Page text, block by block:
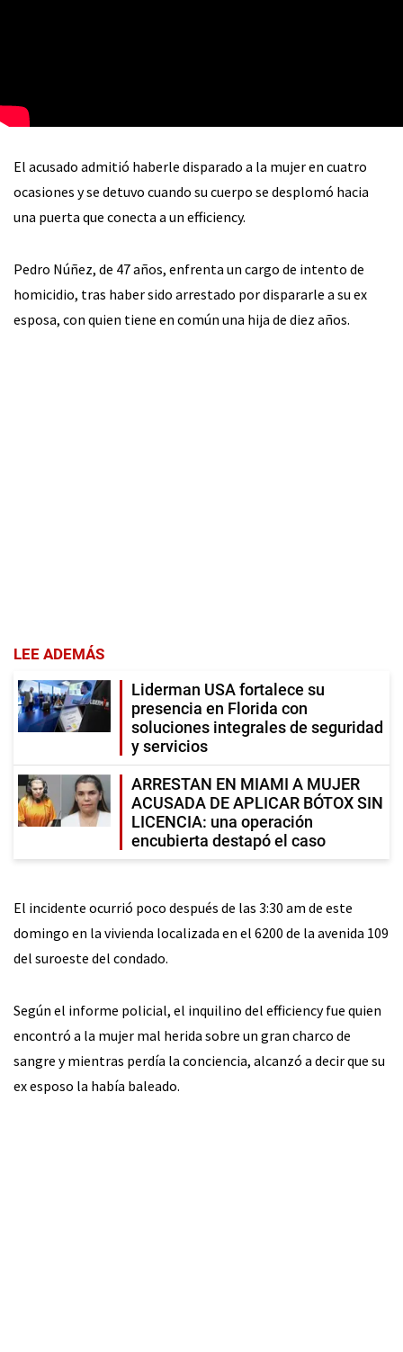
El acusado admitió haberle disparado a la mujer en cuatro
ocasiones y se detuvo cuando su cuerpo se desplomó hacia
una puerta que conecta a un efficiency.
Pedro Núñez, de 47 años, enfrenta un cargo de intento de
homicidio, tras haber sido arrestado por dispararle a su ex
esposa, con quien tiene en común una hija de diez años.
LEE ADEMÁS
Liderman USA fortalece su
presencia en Florida con
soluciones integrales de seguridad
y servicios
ARRESTAN EN MIAMI A MUJER
ACUSADA DE APLICAR BÓTOX SIN
LICENCIA: una operación
encubierta destapó el caso
El incidente ocurrió poco después de las 3:30 am de este
domingo en la vivienda localizada en el 6200 de la avenida 109
del suroeste del condado.
Según el informe policial, el inquilino del efficiency fue quien
encontró a la mujer mal herida sobre un gran charco de
sangre y mientras perdía la conciencia, alcanzó a decir que su
ex esposo la había baleado.